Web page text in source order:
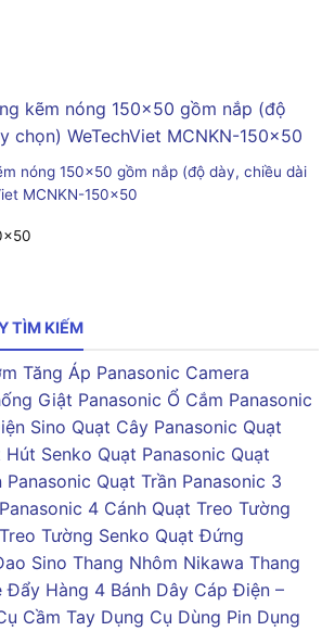
nóng 150×50 gồm nắp (độ dày, chiều dài
MCNKN-150×50
TÌM KIẾM
Tăng Áp Panasonic Camera
Giật Panasonic Ổ Cắm Panasonic
Sino Quạt Cây Panasonic Quạt
Hút Senko Quạt Panasonic Quạt
Panasonic Quạt Trần Panasonic 3
4 Cánh Quạt Treo Tường
Tường Senko Quạt Đứng
Sino Thang Nhôm Nikawa Thang
Đẩy Hàng 4 Bánh Dây Cáp Điện –
Cầm Tay Dụng Cụ Dùng Pin Dụng